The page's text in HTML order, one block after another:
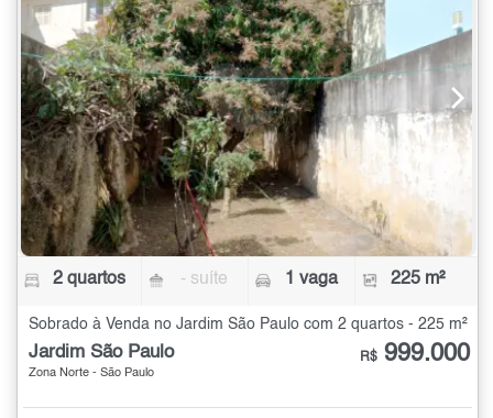
2 quartos - suíte 1 vaga 225 m²
Sobrado à Venda no Jardim São Paulo com 2 quartos - 225 m²
Jardim São Paulo
Zona Norte - São Paulo
R$ 999.000